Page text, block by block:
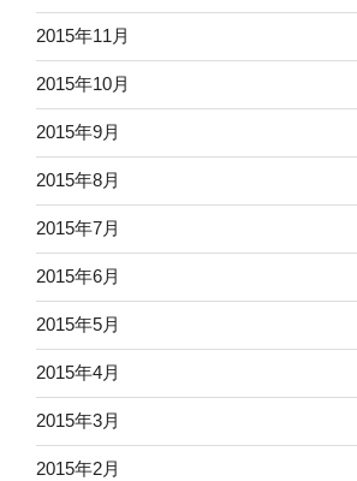
2015年11月
2015年10月
2015年9月
2015年8月
2015年7月
2015年6月
2015年5月
2015年4月
2015年3月
2015年2月